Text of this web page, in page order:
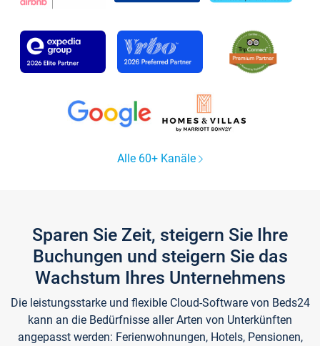
Alle 60+ Kanäle
Sparen Sie Zeit, steigern Sie Ihre
Buchungen und steigern Sie das
Wachstum Ihres Unternehmens
Die leistungsstarke und flexible Cloud-Software von Beds24
kann an die Bedürfnisse aller Arten von Unterkünften
angepasst werden: Ferienwohnungen, Hotels, Pensionen,